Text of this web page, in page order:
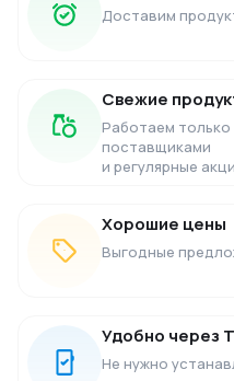
Доставим
Свежие
Работаем
поставщиками
и регулярные
Хорошие цены
Выгодные
Удобно через
Не нужно